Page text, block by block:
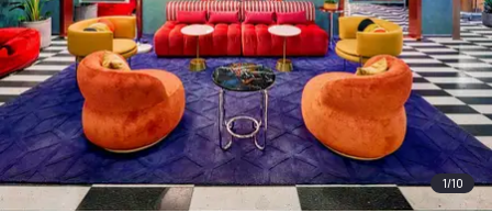
1/10